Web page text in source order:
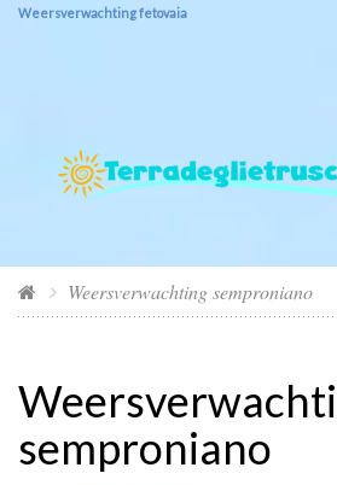
Weersverwachting fetovaia
Weersverwachting semproniano
semproniano